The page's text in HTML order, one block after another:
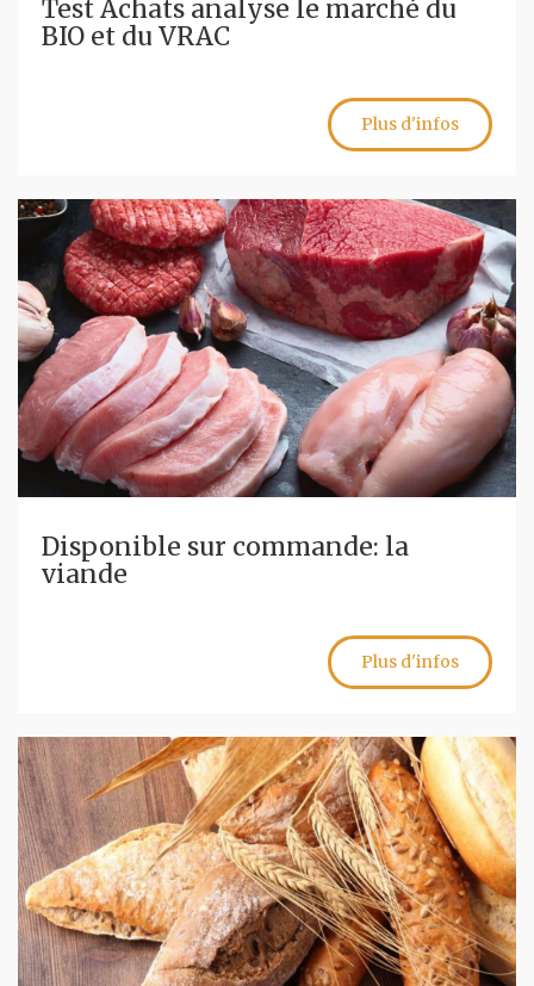
Test Achats analyse le marché du
BIO et du VRAC
Plus d'infos
Disponible sur commande: la
viande
Plus d'infos